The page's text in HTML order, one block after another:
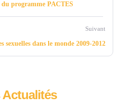
programme PACTES
Suivant
sexuelles dans le monde 2009-2012